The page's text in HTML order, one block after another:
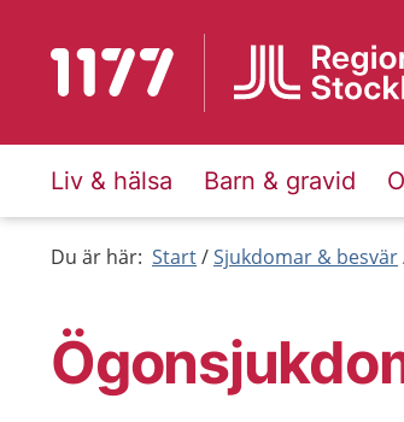
Till startsidan för 1177
Liv & hälsa Barn & gravid
Du är här: Start Sjukdomar & besvär